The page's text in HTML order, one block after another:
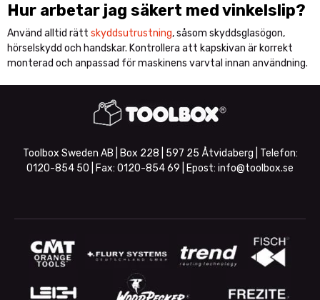
Hur arbetar jag säkert med vinkelslip?
Använd alltid rätt skyddsutrustning, såsom skyddsglasögon,
hörselskydd och handskar. Kontrollera att kapskivan är korrekt
monterad och anpassad för maskinens varvtal innan användning.
Toolbox Sweden AB | Box 228 | 597 25 Åtvidaberg | Telefon:
0120-854 50 | Fax: 0120-854 69 | Epost: info@toolbox.se